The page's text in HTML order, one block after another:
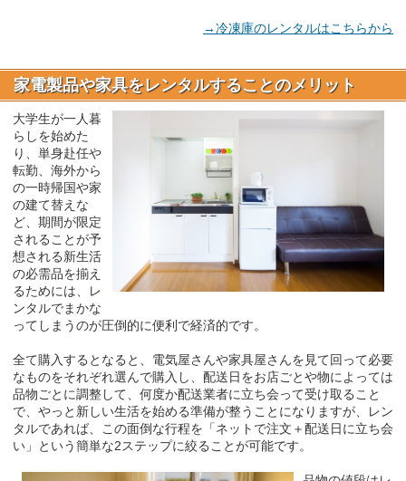
→冷凍庫のレンタルはこちらから
家電製品や家具をレンタルすることのメリット
大学生が一人暮
らしを始めた
り、単身赴任や
転勤、海外から
の一時帰国や家
の建て替えな
ど、期間が限定
されることが予
想される新生活
の必需品を揃え
るためには、レ
ンタルでまかな
ってしまうのが圧倒的に便利で経済的です。
全て購入するとなると、電気屋さんや家具屋さんを見て回って必要
なものをそれぞれ選んで購入し、配送日をお店ごとや物によっては
品物ごとに調整して、何度か配送業者に立ち会って受け取ること
で、やっと新しい生活を始める準備が整うことになりますが、レン
タルであれば、この面倒な行程を「ネットで注文＋配送日に立ち会
い」という簡単な2ステップに絞ることが可能です。